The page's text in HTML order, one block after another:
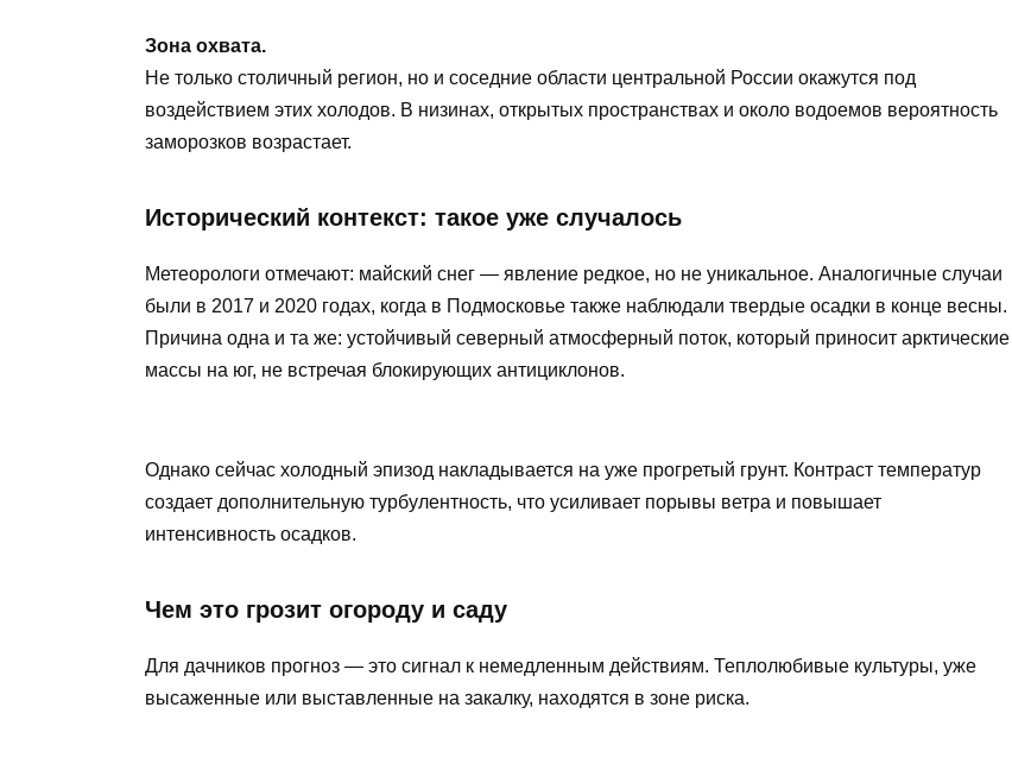
Зона охвата.
Не только столичный регион, но и соседние области центральной России окажутся под
воздействием этих холодов. В низинах, открытых пространствах и около водоемов вероятность
заморозков возрастает.
Исторический контекст: такое уже случалось
Метеорологи отмечают: майский снег — явление редкое, но не уникальное. Аналогичные случаи
были в 2017 и 2020 годах, когда в Подмосковье также наблюдали твердые осадки в конце весны.
Причина одна и та же: устойчивый северный атмосферный поток, который приносит арктические
массы на юг, не встречая блокирующих антициклонов.
Однако сейчас холодный эпизод накладывается на уже прогретый грунт. Контраст температур
создает дополнительную турбулентность, что усиливает порывы ветра и повышает
интенсивность осадков.
Чем это грозит огороду и саду
Для дачников прогноз — это сигнал к немедленным действиям. Теплолюбивые культуры, уже
высаженные или выставленные на закалку, находятся в зоне риска.